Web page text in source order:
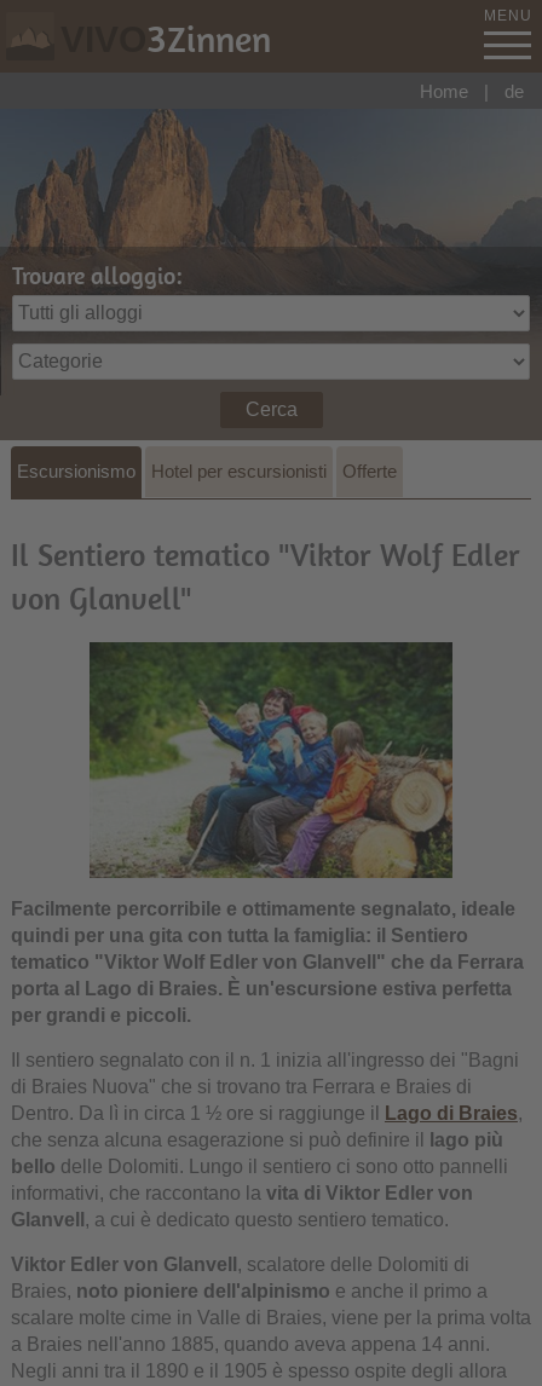
3Zinnen MENU
Trovare alloggio:
Cerca
Home | de
Escursionismo Hotel per escursionisti Offerte
Il Sentiero tematico "Viktor Wolf Edler
von Glanvell"
Facilmente percorribile e ottimamente segnalato, ideale
quindi per una gita con tutta la famiglia: il Sentiero
tematico "Viktor Wolf Edler von Glanvell" che da Ferrara
porta al Lago di Braies. È un'escursione estiva perfetta
per grandi e piccoli.
Il sentiero segnalato con il n. 1 inizia all'ingresso dei "Bagni
di Braies Nuova" che si trovano tra Ferrara e Braies di
Dentro. Da lì in circa 1 ½ ore si raggiunge il
Lago di Braies,
che senza alcuna esagerazione si può definire il
lago più
bello delle Dolomiti. Lungo il sentiero ci sono otto pannelli
informativi, che raccontano la vita di Viktor Edler von
Glanvell , a cui è dedicato questo sentiero tematico.
Viktor Edler von Glanvell , scalatore delle Dolomiti di
Braies, noto pioniere dell'alpinismo e anche il primo a
scalare molte cime in Valle di Braies, viene per la prima volta
a Braies nell'anno 1885, quando aveva appena 14 anni.
Negli anni tra il 1890 e il 1905 è spesso ospite degli allora